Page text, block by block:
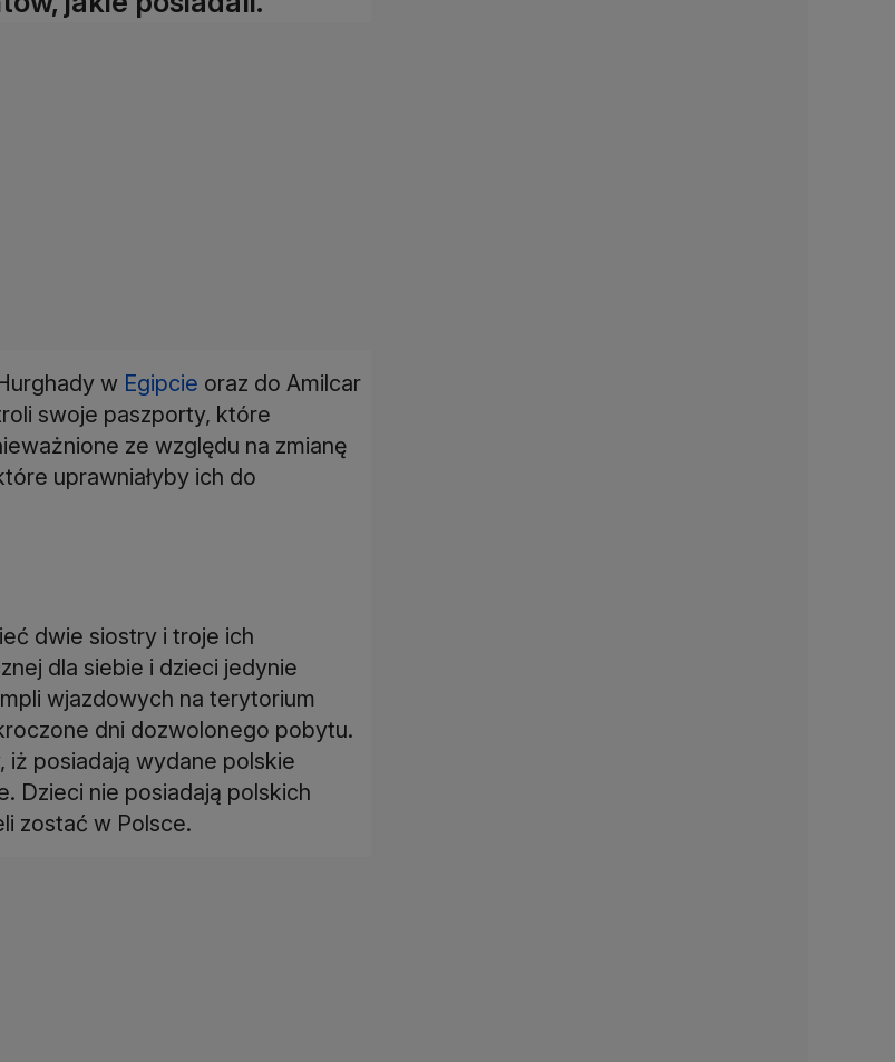
w Egipcie oraz do Amilcar
swoje paszporty, które
ze względu na zmianę
uprawniałyby ich do
dwie siostry i troje ich
dla siebie i dzieci jedynie
wjazdowych na terytorium
dni dozwolonego pobytu.
iż posiadają wydane polskie
Dzieci nie posiadają polskich
zostać w Polsce.